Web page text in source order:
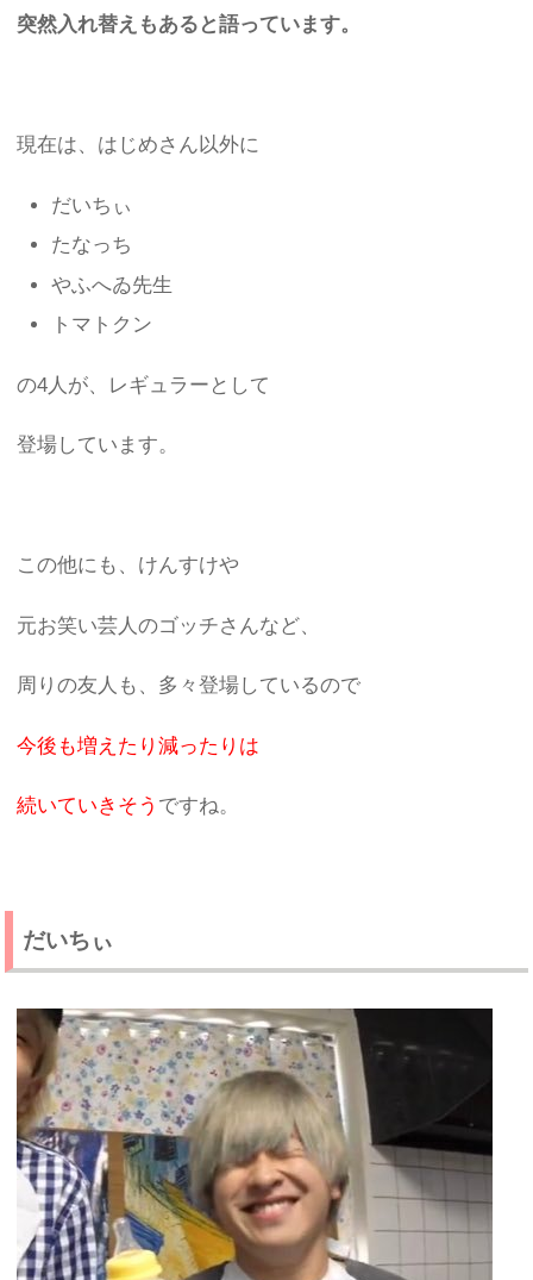
突然入れ替えもある と語っています。
現在は、はじめさん以外に
だいちぃ
たなっち
やふへゐ先生
トマトクン
の4人が、レギュラーとして
登場しています。
この他にも、けんすけや
元お笑い芸人のゴッチさんなど、
周りの友人も、多々登場しているので
今後も増えたり減ったりは
続いていきそう ですね。
だいちぃ